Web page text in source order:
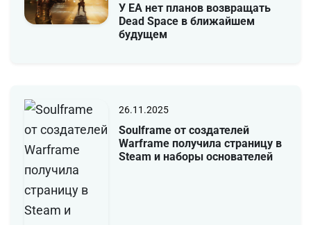
У EA нет планов возвращать
Dead Space в ближайшем
будущем
26.11.2025
Soulframe от создателей
Warframe получила страницу в
Steam и наборы основателей